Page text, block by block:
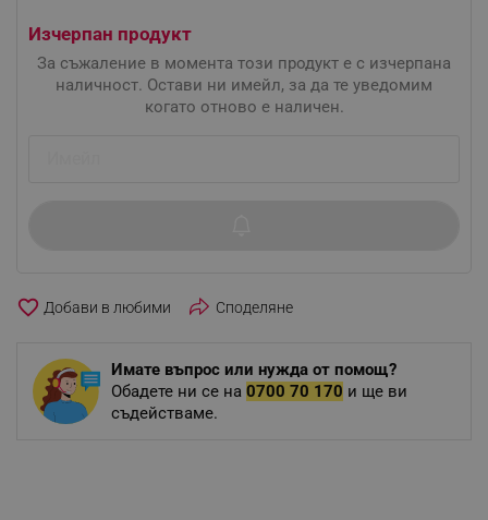
Изчерпан продукт
За съжаление в момента този продукт е с изчерпана
наличност. Остави ни имейл, за да те уведомим
когато отново е наличен.
favorite_border Споделяне
Имате въпрос или нужда от помощ?
Обадете ни се на 0700 70 170 и ще ви
съдействаме.